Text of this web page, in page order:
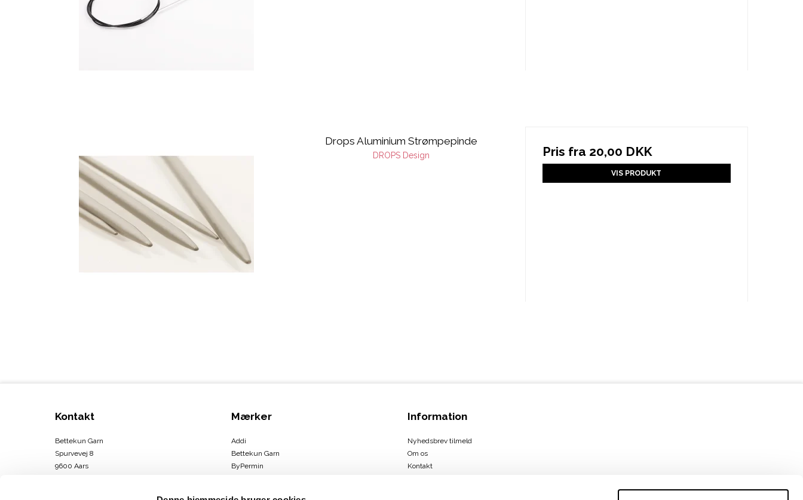
Drops Aluminium Strømpepinde
DROPS Design Pris fra 20,00 DKK
VIS PRODUKT
Kontakt
Bettekun Garn
Spurvevej 8
9600 Aars
Mærker
Addi
Bettekun Garn
ByPermin
Information
Nyhedsbrev tilmeld
Om os
Kontakt